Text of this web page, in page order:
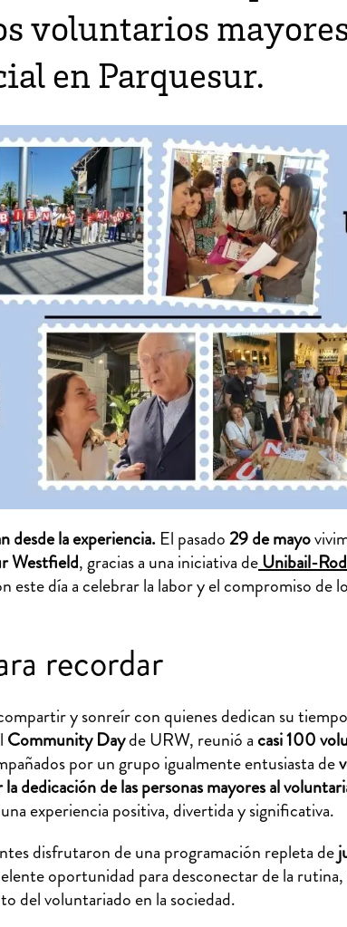
voluntarios
en Parquesur.
desde la experiencia. El pasado29 de mayo
Westfield, gracias a una iniciativa deUnibail-
este día a celebrar la labor y el compromiso de
recordar
y sonreír con quienes dedican su
Community Dayde URW, reunió acasi 100
por un grupo igualmente entusiasta de
dedicación de las personas mayores al
experiencia positiva, divertida y significativa.
disfrutaron de una programación repleta de
oportunidad para desconectar de la
del voluntariado en la sociedad.